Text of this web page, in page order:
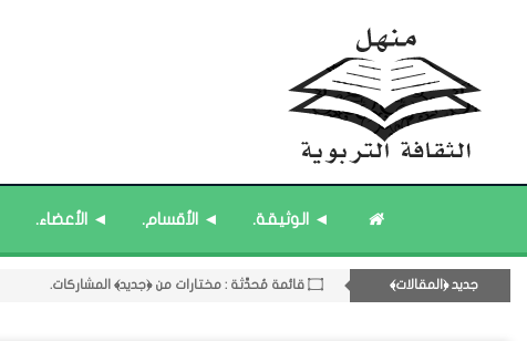
◄ الوثيقة. ◄ الأقسام. ◄ الأعضاء.
جديد ﴿المقالات﴾
۝ قائمة مُثبتة : مشرف منهل الثقافة التربوية.
11- القسم الحادي عشر : ﴿اللقاءات الشخصية - الثقافة المتسلسلة﴾.
۝ قائمة مُحدَّثة : حديث الساعة.
۝ قائمة مُثبتة : إدارة منهل الثقافة التربوية.
۝ قائمة مُحدَّثة : مختارات من ﴿جديد﴾ المشاركات.